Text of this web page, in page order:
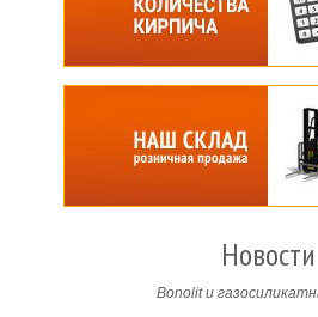
Новости
Bonolit и